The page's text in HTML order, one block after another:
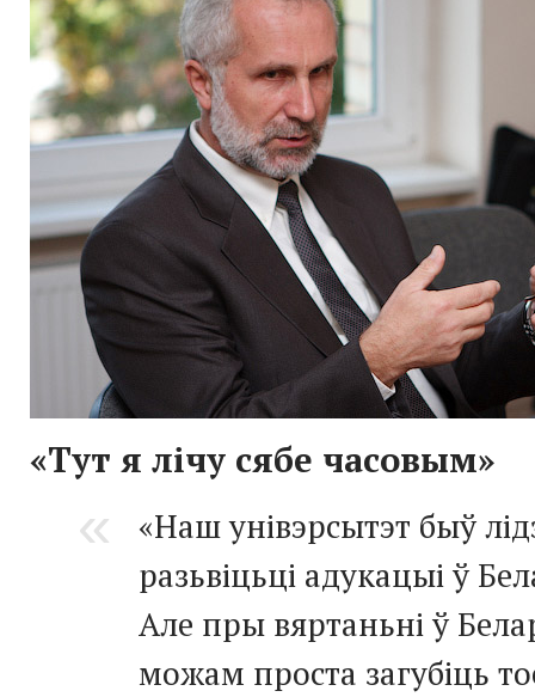
«Тут я лічу сябе часовым»
«Наш унівэрсытэт быў
разьвіцьці адукацыі ў
Але пры вяртаньні ў
можам проста загубіць